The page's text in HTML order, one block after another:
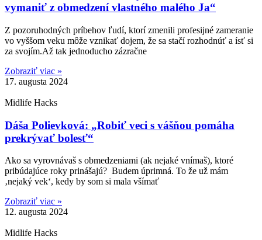
vymaniť z obmedzení vlastného malého Ja“
Z pozoruhodných príbehov ľudí, ktorí zmenili profesijné zameranie
vo vyššom veku môže vznikať dojem, že sa stačí rozhodnúť a ísť si
za svojím.Až tak jednoducho zázračne
Zobraziť viac »
17. augusta 2024
Midlife Hacks
Dáša Polievková: „Robiť veci s vášňou pomáha
prekrývať bolesť“
Ako sa vyrovnávaš s obmedzeniami (ak nejaké vnímaš), ktoré
pribúdajúce roky prinášajú? Budem úprimná. To že už mám
‚nejaký vek‘, kedy by som si mala všímať
Zobraziť viac »
12. augusta 2024
Midlife Hacks